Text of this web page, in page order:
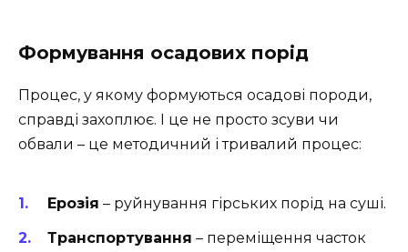
Формування осадових порід
Процес, у якому формуються осадові породи,
справді захоплює. І це не просто зсуви чи
обвали – це методичний і тривалий процес:
Ерозія – руйнування гірських порід на суші.
Транспортування – переміщення часток